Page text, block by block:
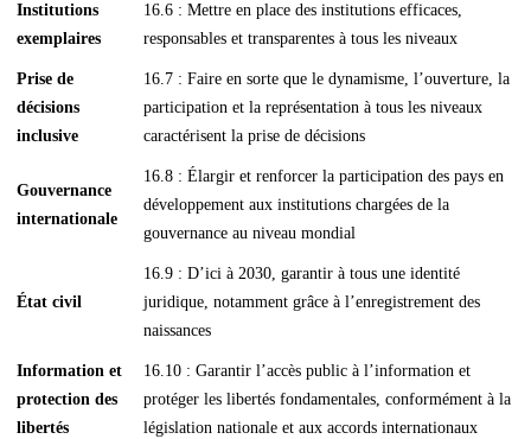
Institutions
exemplaires
16.6 : Mettre en place des institutions efficaces,
responsables et transparentes à tous les niveaux
Prise de
décisions
inclusive
16.7 : Faire en sorte que le dynamisme, l’ouverture, la
participation et la représentation à tous les niveaux
caractérisent la prise de décisions
Gouvernance
internationale
16.8 : Élargir et renforcer la participation des pays en
développement aux institutions chargées de la
gouvernance au niveau mondial
État civil
16.9 : D’ici à 2030, garantir à tous une identité
juridique, notamment grâce à l’enregistrement des
naissances
Information et
protection des
libertés
16.10 : Garantir l’accès public à l’information et
protéger les libertés fondamentales, conformément à la
législation nationale et aux accords internationaux